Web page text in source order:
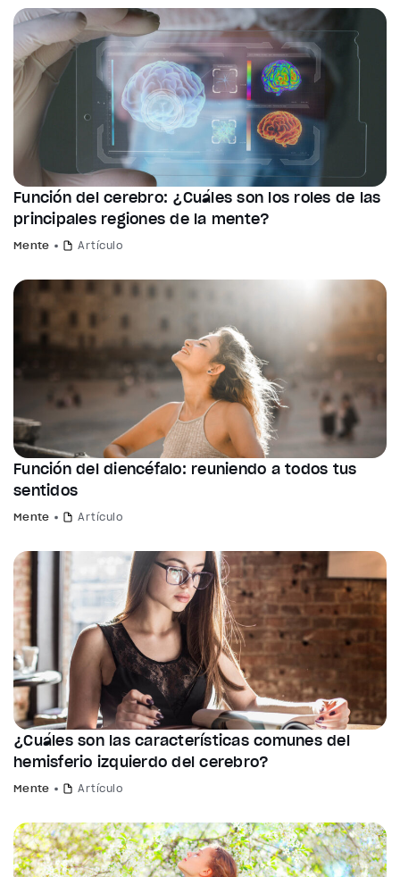
Función del cerebro: ¿Cuáles son los roles de las
principales regiones de la mente?
Mente Artículo
Función del diencéfalo: reuniendo a todos tus
sentidos
Mente Artículo
¿Cuáles son las características comunes del
hemisferio izquierdo del cerebro?
Mente Artículo